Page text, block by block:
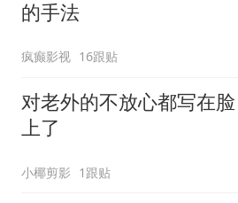
的手法
疯癫影视 16跟贴
对老外的不放心都写在脸
上了
小椰剪影 1跟贴